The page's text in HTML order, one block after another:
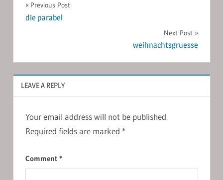
Post
navigation
Previous Post
die parabel
Next Post
weihnachtsgruesse
LEAVE A REPLY
Your email address will not be published.
Required fields are marked *
Comment *